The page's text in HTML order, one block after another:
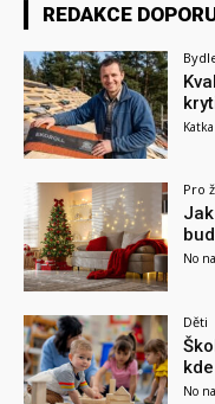
REDAKCE
Katka
Pro
No
Děti
No